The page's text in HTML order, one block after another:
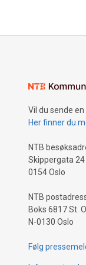
Vil du sende
Her finner du
NTB
Skippergata
0154 Oslo
NTB
Boks 6817 St.
N-0130 Oslo
Følg